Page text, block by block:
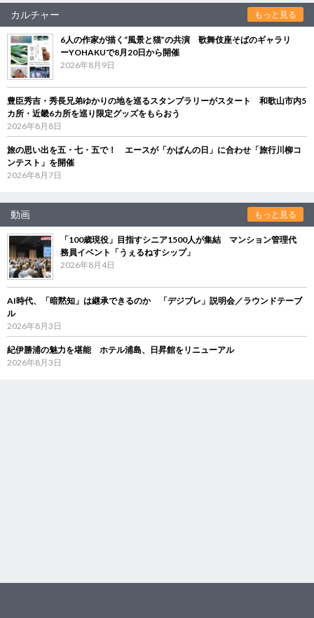
カルチャー もっと見る
6人の作家が描く“風景と猫”の共演 歌舞伎座そばのギャラリ
ーYOHAKUで8月20日から開催
2026年8月9日
豊臣秀吉・秀長兄弟ゆかりの地を巡るスタンプラリーがスタート 和歌山市内5
カ所・近畿6カ所を巡り限定グッズをもらおう
2026年8月8日
旅の思い出を五・七・五で！ エースが「かばんの日」に合わせ「旅行川柳コ
ンテスト」を開催
2026年8月7日
動画 もっと見る
「100歳現役」目指すシニア1500人が集結 マンション管理代
務員イベント「うぇるねすシップ」
2026年8月4日
AI時代、「暗黙知」は継承できるのか 「デジブレ」説明会／ラウンドテーブ
ル
2026年8月3日
紀伊勝浦の魅力を堪能 ホテル浦島、日昇館をリニューアル
2026年8月3日